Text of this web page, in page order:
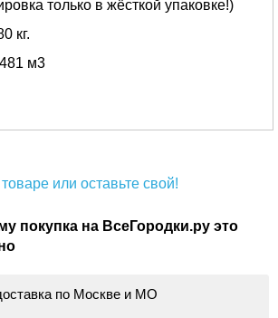
только в жёсткой упаковке!)
кг.
м3
или оставьте свой!
покупка на ВсеГородки.ру это
по Москве и МО